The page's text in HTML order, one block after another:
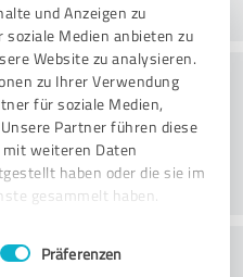
und Anzeigen zu
Medien anbieten zu
Website zu analysieren.
zu Ihrer Verwendung
für soziale Medien,
Partner führen diese
weiteren Daten
haben oder die sie im
gesammelt haben.
Präferenzen